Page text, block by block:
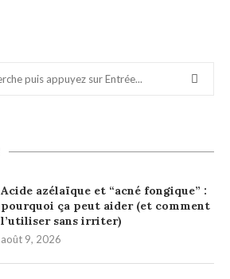
Acide azélaïque et “acné fongique” :
pourquoi ça peut aider (et comment
l’utiliser sans irriter)
août 9, 2026